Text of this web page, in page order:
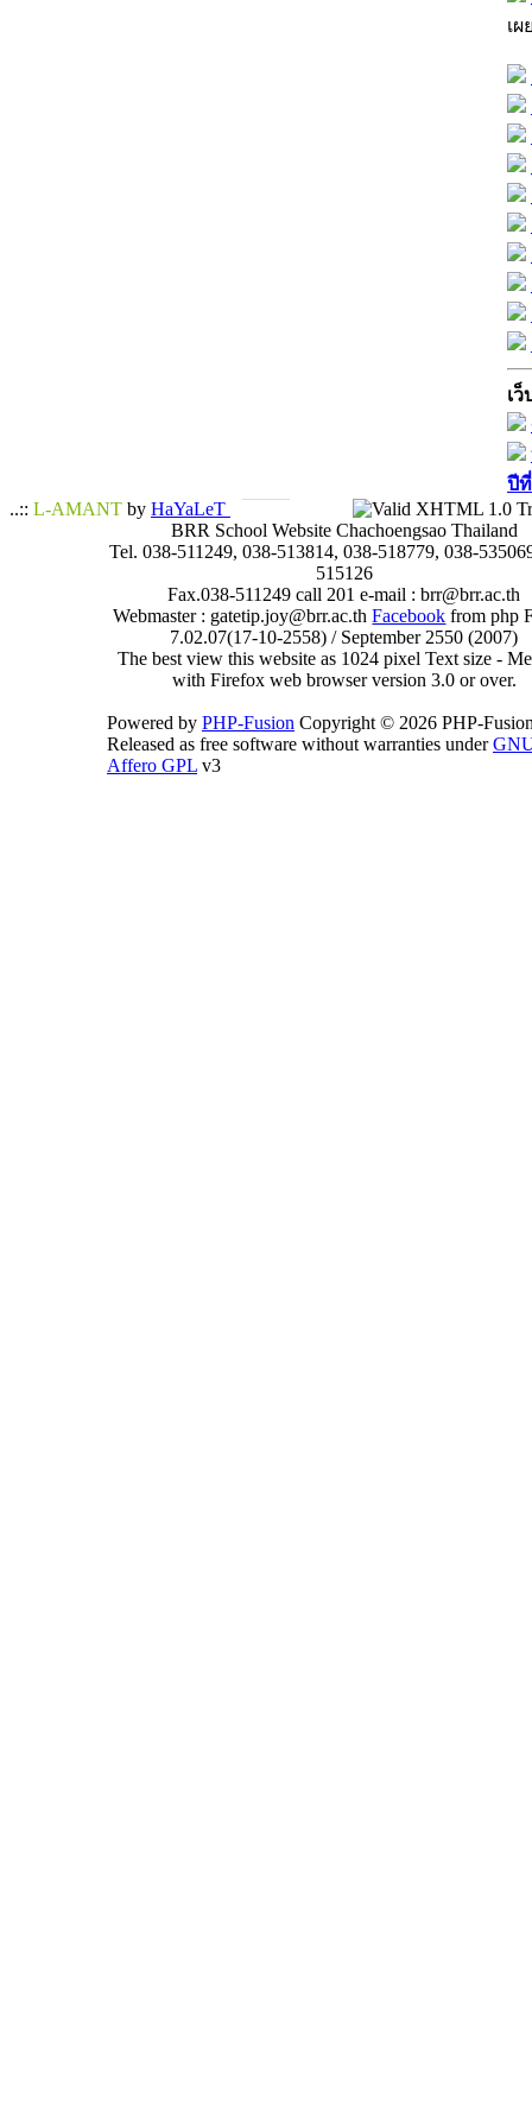
เ
เว็
ปี
..:: L-AMANT by HaYaLeT
BRR School Website Chachoengsao Thailand
Tel. 038-511249, 038-513814, 038-518779, 038-
515126
Fax.038-511249 call 201 e-mail : brr@brr.ac.th
Webmaster : gatetip.joy@brr.ac.thFacebook from php
7.02.07(17-10-2558) / September 2550 (2007)
The best view this website as 1024 pixel Text size -
with Firefox web browser version 3.0 or over.
Powered by PHP-Fusion Copyright © 2026 PHP-
Released as free software without warranties under
Affero GPL v3